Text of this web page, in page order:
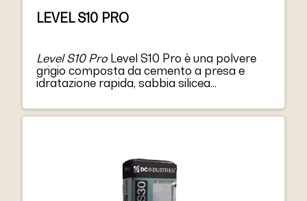
LEVEL S10 PRO
Level S10 ProLevel S10 Pro è una polvere
grigio composta da cemento a presa e
idratazione rapida, sabbia silicea